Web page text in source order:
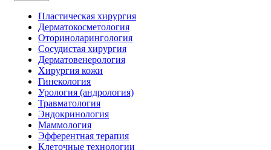
Пластическая хирургия
Дерматокосметология
Оториноларингология
Сосудистая хирургия
Дерматовенерология
Хирургия кожи
Гинекология
Урология (андрология)
Травматология
Эндокринология
Маммология
Эфферентная терапия
Клеточные технологии